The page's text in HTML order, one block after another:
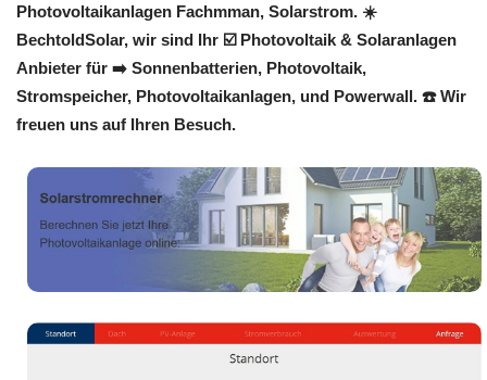
Photovoltaikanlagen Fachmman, Solarstrom. ☀️
BechtoldSolar, wir sind Ihr ☑️ Photovoltaik & Solaranlagen
Anbieter für ➡️ Sonnenbatterien, Photovoltaik,
Stromspeicher, Photovoltaikanlagen, und Powerwall. ☎️ Wir
freuen uns auf Ihren Besuch.